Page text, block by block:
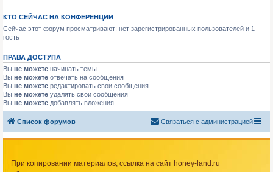
КТО СЕЙЧАС НА КОНФЕРЕНЦИИ
Сейчас этот форум просматривают: нет зарегистрированных пользователей и 1
гость
ПРАВА ДОСТУПА
Вы не можете начинать темы
Вы не можете отвечать на сообщения
Вы не можете редактировать свои сообщения
Вы не можете удалять свои сообщения
Вы не можете добавлять вложения
Список форумов Связаться с администрацией
При копировании материалов, ссылка на сайт honey-land.ru